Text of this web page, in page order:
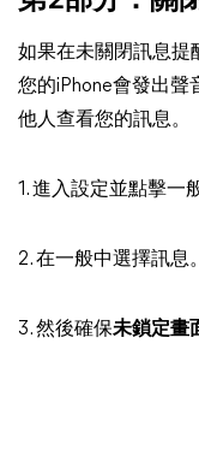
如果在未關閉訊息提
您的iPhone會發出聲
他人查看您的訊息。
1. 進入設定並點擊一
2. 在一般中選擇訊息。
3. 然後確保未鎖定畫